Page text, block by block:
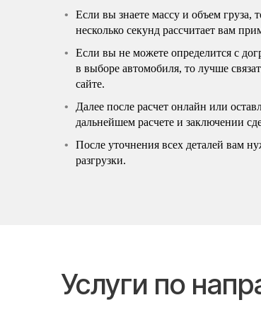
Если вы знаете массу и объем груза,
несколько секунд рассчитает вам
Если вы не можете определится с
в выборе автомобиля, то лучше
сайте.
Далее после расчет онлайн или
дальнейшем расчете и заключении
После уточнения всех деталей вам
разгрузки.
Услуги по